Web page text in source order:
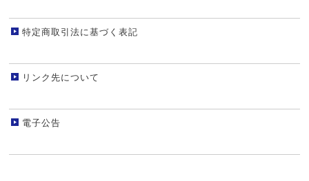
特定商取引法に基づく表記
リンク先について
電子公告